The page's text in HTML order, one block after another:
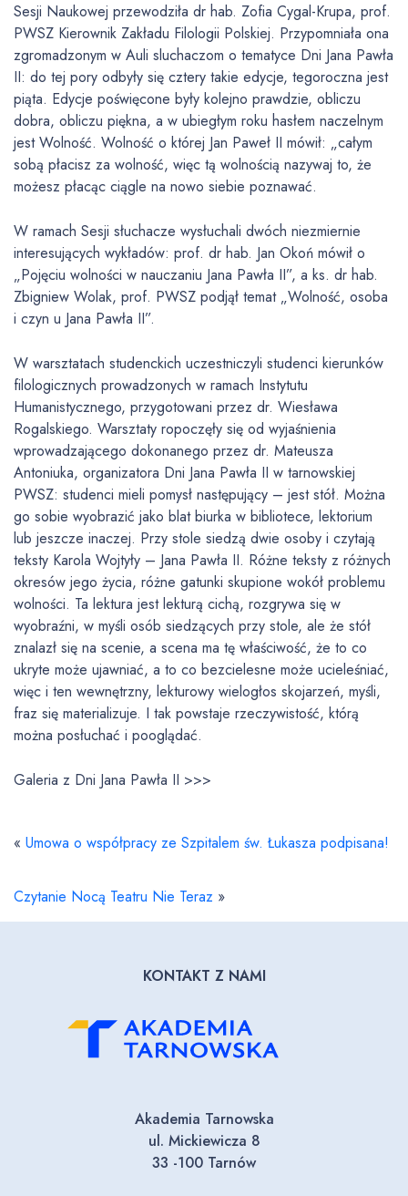
Sesji Naukowej przewodziła dr hab. Zofia Cygal-Krupa, prof.
PWSZ Kierownik Zakładu Filologii Polskiej. Przypomniała ona
zgromadzonym w Auli sluchaczom o tematyce Dni Jana Pawła
II: do tej pory odbyły się cztery takie edycje, tegoroczna jest
piąta. Edycje poświęcone były kolejno prawdzie, obliczu
dobra, obliczu piękna, a w ubiegłym roku hasłem naczelnym
jest Wolność. Wolność o której Jan Paweł II mówił: „całym
sobą płacisz za wolność, więc tą wolnością nazywaj to, że
możesz płacąc ciągle na nowo siebie poznawać.
W ramach Sesji słuchacze wysłuchali dwóch niezmiernie
interesujących wykładów: prof. dr hab. Jan Okoń mówił o
„Pojęciu wolności w nauczaniu Jana Pawła II”, a ks. dr hab.
Zbigniew Wolak, prof. PWSZ podjął temat „Wolność, osoba
i czyn u Jana Pawła II”.
W warsztatach studenckich uczestniczyli studenci kierunków
filologicznych prowadzonych w ramach Instytutu
Humanistycznego, przygotowani przez dr. Wiesława
Rogalskiego. Warsztaty ropoczęły się od wyjaśnienia
wprowadzającego dokonanego przez dr. Mateusza
Antoniuka, organizatora Dni Jana Pawła II w tarnowskiej
PWSZ: studenci mieli pomysł następujący – jest stół. Można
go sobie wyobrazić jako blat biurka w bibliotece, lektorium
lub jeszcze inaczej. Przy stole siedzą dwie osoby i czytają
teksty Karola Wojtyły – Jana Pawła II. Różne teksty z różnych
okresów jego życia, różne gatunki skupione wokół problemu
wolności. Ta lektura jest lekturą cichą, rozgrywa się w
wyobraźni, w myśli osób siedzących przy stole, ale że stół
znalazł się na scenie, a scena ma tę właściwość, że to co
ukryte może ujawniać, a to co bezcielesne może ucieleśniać,
więc i ten wewnętrzny, lekturowy wielogłos skojarzeń, myśli,
fraz się materializuje. I tak powstaje rzeczywistość, którą
można posłuchać i pooglądać.
Galeria z Dni Jana Pawła II >>>
« Umowa o współpracy ze Szpitalem św. Łukasza podpisana!
Czytanie Nocą Teatru Nie Teraz »
KONTAKT Z NAMI
Akademia Tarnowska
ul. Mickiewicza 8
33 -100 Tarnów